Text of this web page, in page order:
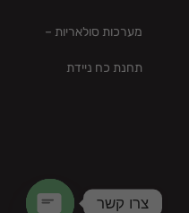
מערכות סולאריות –
תחנת כח ניידת
צרו קשר